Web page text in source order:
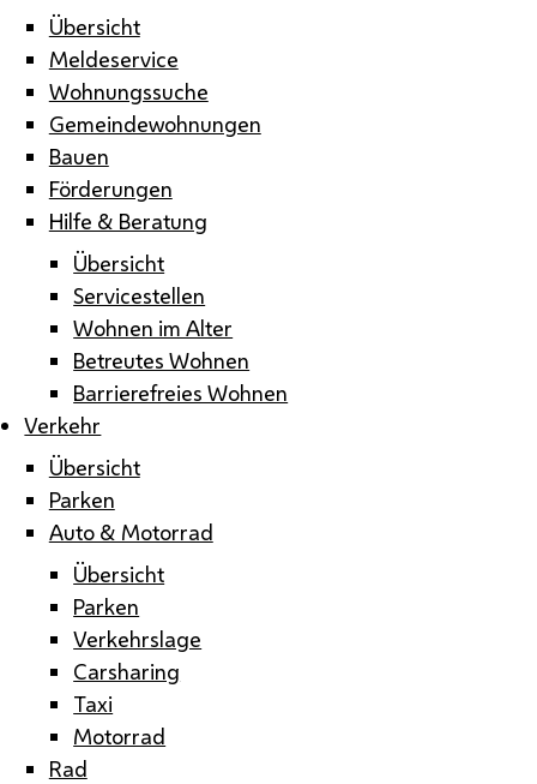
Übersicht
Meldeservice
Wohnungssuche
Gemeindewohnungen
Bauen
Förderungen
Hilfe & Beratung
Übersicht
Servicestellen
Wohnen im Alter
Betreutes Wohnen
Barrierefreies Wohnen
Verkehr
Übersicht
Parken
Auto & Motorrad
Übersicht
Parken
Verkehrslage
Carsharing
Taxi
Motorrad
Rad